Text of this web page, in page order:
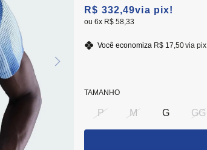
R$ 332,49via pix!
6x R$ 58,33
Você economiza R$ 17,50via pix
TAMANHO
P M G GG